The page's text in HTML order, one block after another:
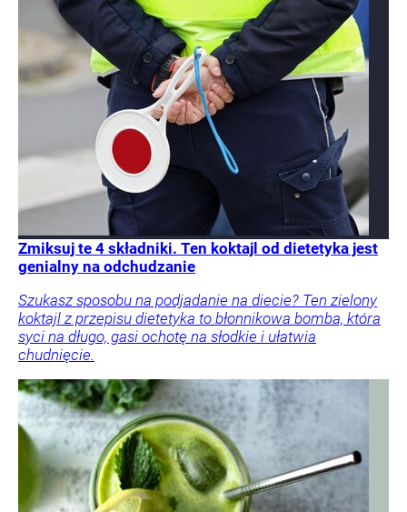
Zmiksuj te 4 składniki. Ten koktajl od dietetyka jest
genialny na odchudzanie
Szukasz sposobu na podjadanie na diecie? Ten zielony
koktajl z przepisu dietetyka to błonnikowa bomba, która
syci na długo, gasi ochotę na słodkie i ułatwia
chudnięcie.